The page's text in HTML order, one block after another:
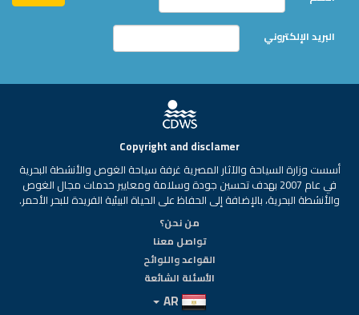
البريد الإلكتروني
Copyright and disclamer
أسست وزارة السياحة والآثار المصرية غرفة سياحة الغوص والأنشطة البحرية
في عام 2007 بهدف تحسين جودة وسلامة ومعايير خدمات مجال الغوص
والأنشطة البحرية، بالإضافة إلى الحفاظ على الحياة البيئية الفريدة للبحر الأحمر.
من نحن؟
تواصل معنا
القواعد واللوائح
الأسئلة الشائعة